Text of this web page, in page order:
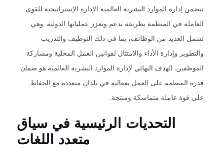
تتضمن إدارة الموارد البشرية العالمية الإدارة الإستراتيجية للقوى
العاملة في المنظمة بطريقة تدعم وتعزز عملياتها الدولية. وهي
تشمل العديد من الوظائف، بما في ذلك التوظيف والتدريب
والتطوير وإدارة الأداء والامتثال لقوانين العمل المحلية ومشاركة
الموظفين. الهدف النهائي لإدارة الموارد البشرية العالمية هو ضمان
قدرة المنظمة على العمل بفعالية في بلدان متعددة مع الحفاظ
على قوة عاملة متماسكة ومنتجة.
التحديات الرئيسية في سياق
متعدد اللغات